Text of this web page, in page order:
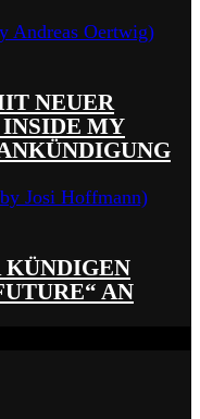
NEUER
INSIDE MY
KÜNDIGEN
AN